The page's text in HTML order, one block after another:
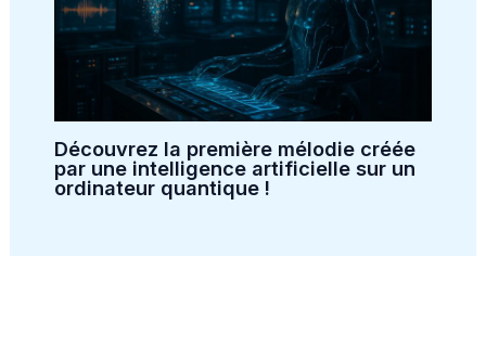
Découvrez la première mélodie créée
par une intelligence artificielle sur un
ordinateur quantique !